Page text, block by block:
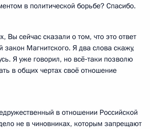
в политической борьбе? Спасибо.
Вы сейчас сказали о том, что это ответ
закон Магнитского. Я два слова скажу,
Я уже говорил, но всё‑таки позволю
в общих чертах своё отношение
в отношении Российской
не в чиновниках, которым запрещают